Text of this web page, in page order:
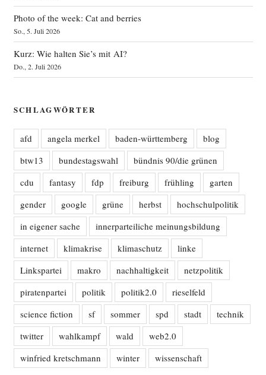
Photo of the week: Cat and berries
So., 5. Juli 2026
Kurz: Wie halten Sie’s mit AI?
Do., 2. Juli 2026
SCHLAGWÖRTER
afd angela merkel baden-württemberg
blog
btw13
bundestagswahl
bündnis 90/die grünen
cdu
fantasy fdp freiburg frühling
garten
gender
google grüne herbst
hochschulpolitik
in eigener sache
innerparteiliche meinungsbildung
internet
klimakrise klimaschutz
linke
Linkspartei
makro nachhaltigkeit
netzpolitik
piratenpartei
politik politik2.0
rieselfeld
science fiction
sf sommer spd stadt
technik
twitter
wahlkampf wald
web2.0
winfried kretschmann
winter wissenschaft